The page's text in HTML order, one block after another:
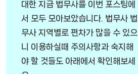
대한 지금 법무사를 이번 포스팅에
서 모두 모아보았습니다. 법무사 법
무사 지역별로 편차가 많을 수 있으
니 이용하실때 주의사항과 숙지해
야 할 것들도 아래에서 확인해보세